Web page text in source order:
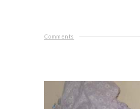
Comments